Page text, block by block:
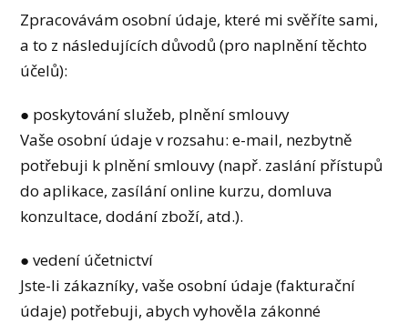
Zpracovávám osobní údaje, které mi svěříte sami,
a to z následujících důvodů (pro naplnění těchto
účelů):
● poskytování služeb, plnění smlouvy
Vaše osobní údaje v rozsahu: e-mail, nezbytně
potřebuji k plnění smlouvy (např. zaslání přístupů
do aplikace, zasílání online kurzu, domluva
konzultace, dodání zboží, atd.).
● vedení účetnictví
Jste-li zákazníky, vaše osobní údaje (fakturační
údaje) potřebuji, abych vyhověla zákonné